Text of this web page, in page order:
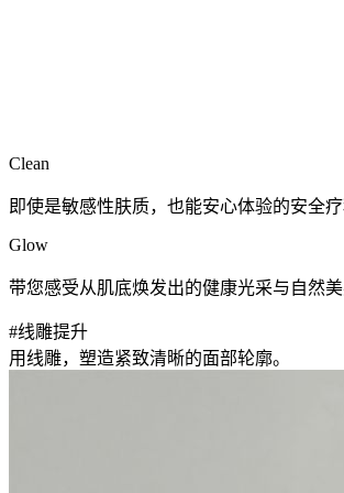
Clean
即使是敏感性肤质，也能安心体验的安全
Glow
带您感受从肌底焕发出的健康光采与自然美
#线雕提升
用线雕，塑造紧致清晰的面部轮廓。